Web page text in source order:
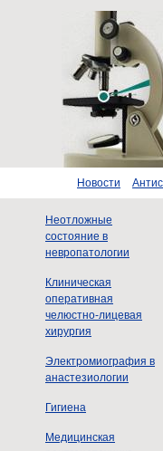
Новости
Неотложные
состояние в
невропатологии
Клиническая
оперативная
челюстно-лицевая
хирургия
Электромиография в
анастезиологии
Гигиена
Медицинская